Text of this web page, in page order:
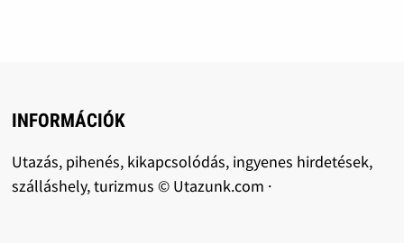
INFORMÁCIÓK
Utazás, pihenés, kikapcsolódás, ingyenes hirdetések,
szálláshely, turizmus © Utazunk.com ·